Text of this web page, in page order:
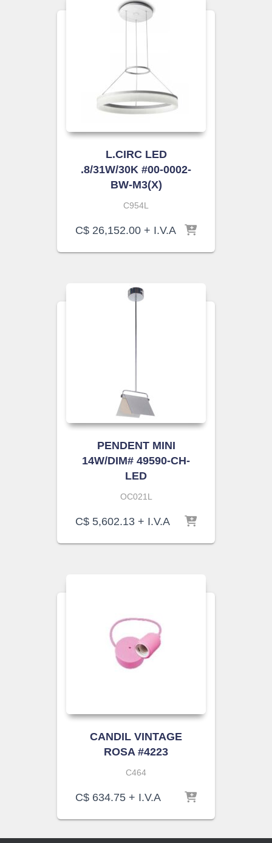
L.CIRC LED
.8/31W/30K #00-0002-
BW-M3(X)
C954L
C$ 26,152.00 + I.V.A
PENDENT MINI
14W/DIM# 49590-CH-
LED
OC021L
C$ 5,602.13 + I.V.A
CANDIL VINTAGE
ROSA #4223
C464
C$ 634.75 + I.V.A